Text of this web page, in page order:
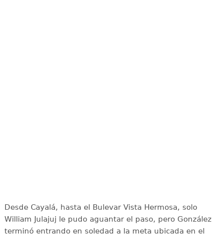
Desde Cayalá, hasta el Bulevar Vista Hermosa, solo
William Julajuj le pudo aguantar el paso, pero González
terminó entrando en soledad a la meta ubicada en el